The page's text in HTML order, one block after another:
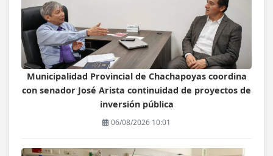
Municipalidad Provincial de Chachapoyas coordina
con senador José Arista continuidad de proyectos de
inversión pública
06/08/2026 10:01